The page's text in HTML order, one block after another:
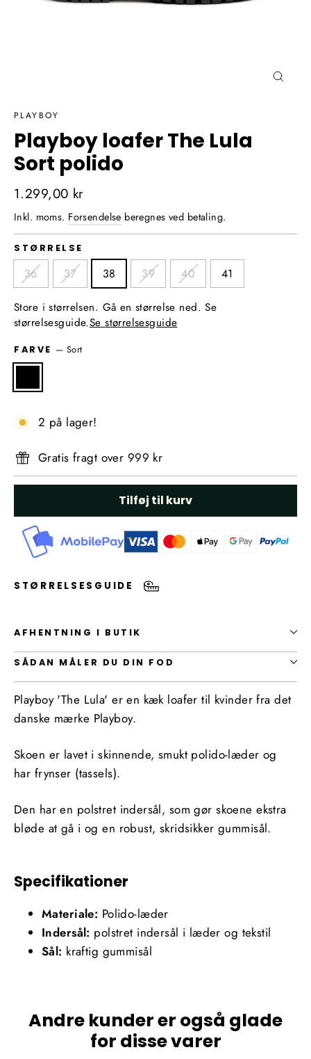
PLAYBOY
Playboy loafer The Lula
Sort polido
Normalpris
1.299,00 kr
Inkl. moms. Forsendelse beregnes ved betaling.
STØRRELSE
36 37 38 39 40 41
Store i størrelsen. Gå en størrelse ned. Se
størrelsesguide.Se størrelsesguide
FARVE — Sort
2 på lager!
Gratis fragt over 999 kr
Tilføj til kurv
STØRRELSESGUIDE
AFHENTNING I BUTIK
SÅDAN MÅLER DU DIN FOD
Playboy 'The Lula' er en kæk loafer til kvinder fra det
danske mærke Playboy.
Skoen er lavet i skinnende, smukt polido-læder og
har frynser (tassels).
Den har en polstret indersål, som gør skoene ekstra
bløde at gå i og en robust, skridsikker gummisål.
Specifikationer
Materiale: Polido-læder
Indersål: polstret indersål i læder og tekstil
Sål: kraftig gummisål
Andre kunder er også glade
for disse varer